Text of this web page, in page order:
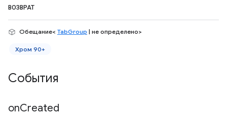
ВОЗВРАТ
Обещание< TabGroup | не определено>
Хром 90+
События
onCreated